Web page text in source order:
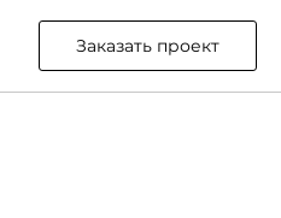
Заказать проект